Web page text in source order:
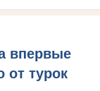
впервые
от турок